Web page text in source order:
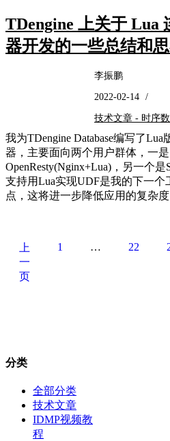
TDengine 上关于 Lua
器开发的一些总结和
李振鹏
2022-02-14 /
技术文章 - 时序
我为TDengine Database编写了Lua
器，主要面向两个用户群体，一是
OpenResty(Nginx+Lua)，另一个是
支持用Lua实现UDF是我的下一个
点，这将进一步降低应用的复杂度
上
一
页
1 … 22
分类
全部分类
技术文章
IDMP视频教
程